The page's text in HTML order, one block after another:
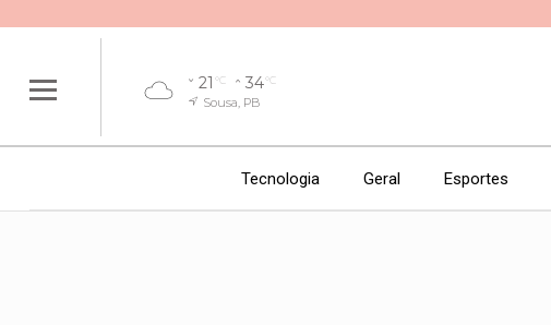
21 °C 34°C
Sousa, PB
Tecnologia Geral Esportes